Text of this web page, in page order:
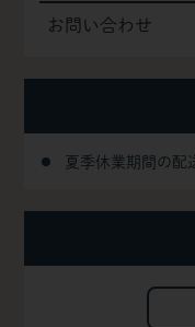
お問い合わせ
夏季休業期間の配